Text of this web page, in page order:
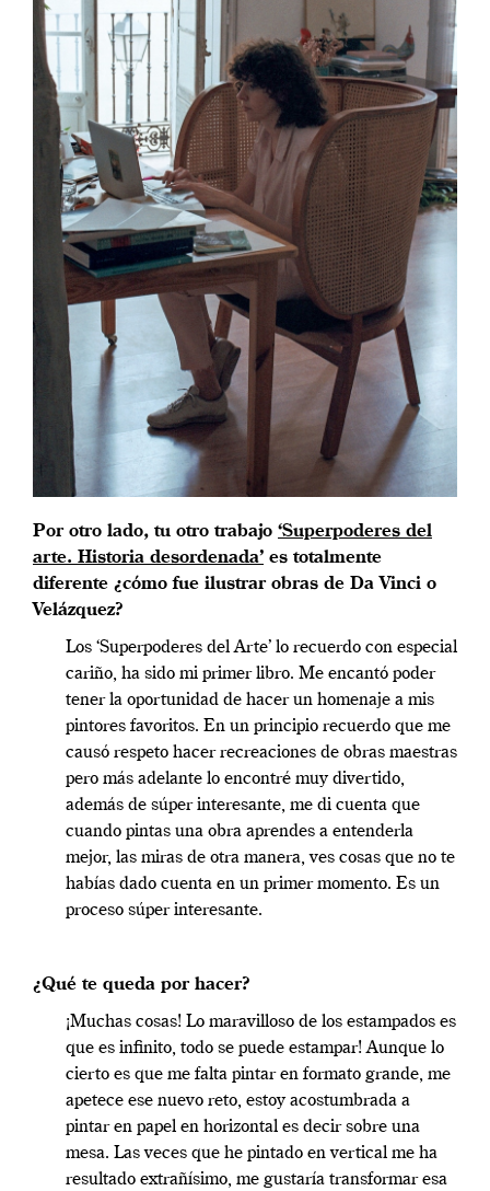
Por otro lado, tu otro trabajo ‘Superpoderes del
arte. Historia desordenada’ es totalmente
diferente ¿cómo fue ilustrar obras de Da Vinci o
Velázquez?
Los ‘Superpoderes del Arte’ lo recuerdo con especial
cariño, ha sido mi primer libro. Me encantó poder
tener la oportunidad de hacer un homenaje a mis
pintores favoritos. En un principio recuerdo que me
causó respeto hacer recreaciones de obras maestras
pero más adelante lo encontré muy divertido,
además de súper interesante, me di cuenta que
cuando pintas una obra aprendes a entenderla
mejor, las miras de otra manera, ves cosas que no te
habías dado cuenta en un primer momento. Es un
proceso súper interesante.
¿Qué te queda por hacer?
¡Muchas cosas! Lo maravilloso de los estampados es
que es infinito, todo se puede estampar! Aunque lo
cierto es que me falta pintar en formato grande, me
apetece ese nuevo reto, estoy acostumbrada a
pintar en papel en horizontal es decir sobre una
mesa. Las veces que he pintado en vertical me ha
resultado extrañísimo, me gustaría transformar esa